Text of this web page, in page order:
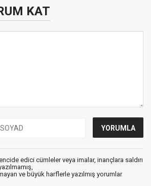
KAT
edici cümleler veya imalar, inançlara saldırı
ve büyük harflerle yazılmış yorumlar